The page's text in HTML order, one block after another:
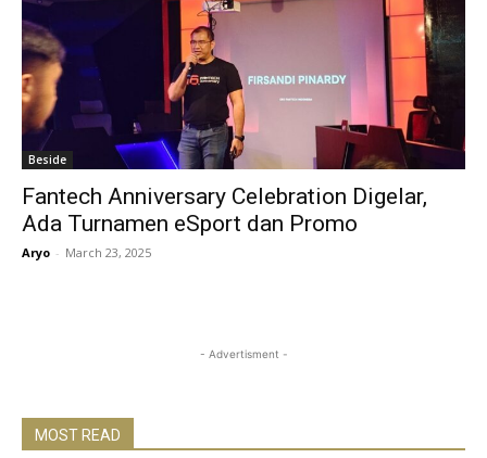
Beside
Fantech Anniversary Celebration Digelar,
Ada Turnamen eSport dan Promo
Aryo - March 23, 2025
- Advertisment -
MOST READ